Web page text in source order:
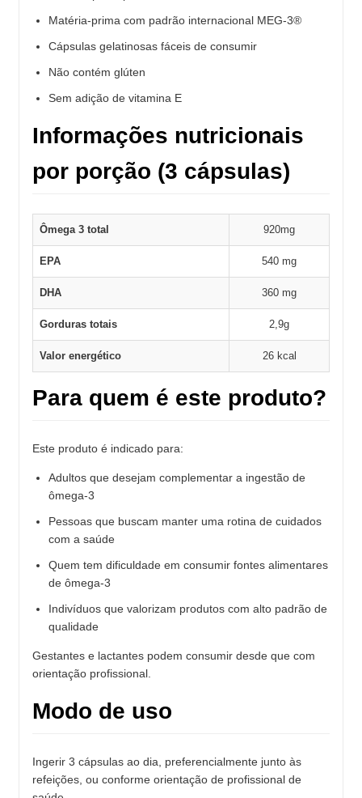
Matéria-prima com padrão internacional MEG-3®
Cápsulas gelatinosas fáceis de consumir
Não contém glúten
Sem adição de vitamina E
Informações nutricionais
por porção (3 cápsulas)
Ômega 3 total 920mg
EPA 540 mg
DHA 360 mg
Gorduras totais 2,9g
Valor energético 26 kcal
Para quem é este produto?
Este produto é indicado para:
Adultos que desejam complementar a ingestão de
ômega-3
Pessoas que buscam manter uma rotina de cuidados
com a saúde
Quem tem dificuldade em consumir fontes alimentares
de ômega-3
Indivíduos que valorizam produtos com alto padrão de
qualidade
Gestantes e lactantes podem consumir desde que com
orientação profissional.
Modo de uso
Ingerir 3 cápsulas ao dia, preferencialmente junto às
refeições, ou conforme orientação de profissional de